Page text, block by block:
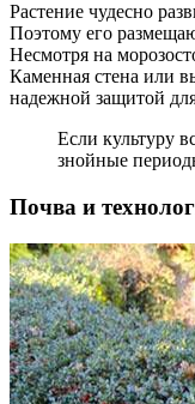
Растение чудесно
Поэтому его
Несмотря на
Каменная стена или
надежной защитой
Если культуру
знойные
Почва и